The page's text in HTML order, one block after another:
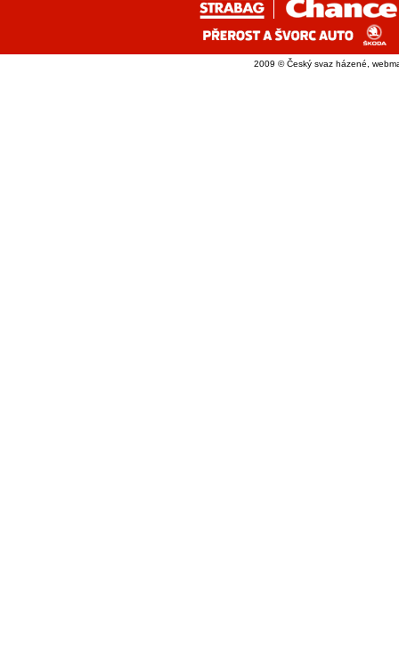
2009 © Český svaz házené,